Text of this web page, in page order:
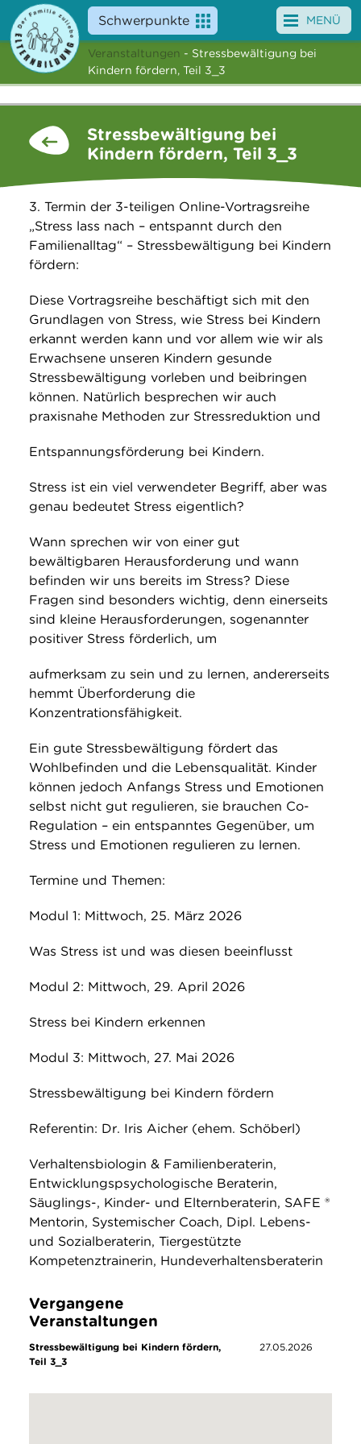
Schwerpunkte
Angebote
News
Über uns
Suche
MENÜ
Veranstaltungen - Stressbewältigung bei
Kindern fördern, Teil 3_3
Stressbewältigung bei
Kindern fördern, Teil 3_3
3. Termin der 3-teiligen Online-Vortragsreihe
„Stress lass nach – entspannt durch den
Familienalltag“ – Stressbewältigung bei Kindern
fördern:
Diese Vortragsreihe beschäftigt sich mit den
Grundlagen von Stress, wie Stress bei Kindern
erkannt werden kann und vor allem wie wir als
Erwachsene unseren Kindern gesunde
Stressbewältigung vorleben und beibringen
können. Natürlich besprechen wir auch
praxisnahe Methoden zur Stressreduktion und
Entspannungsförderung bei Kindern.
Stress ist ein viel verwendeter Begriff, aber was
genau bedeutet Stress eigentlich?
Wann sprechen wir von einer gut
bewältigbaren Herausforderung und wann
befinden wir uns bereits im Stress? Diese
Fragen sind besonders wichtig, denn einerseits
sind kleine Herausforderungen, sogenannter
positiver Stress förderlich, um
aufmerksam zu sein und zu lernen, andererseits
hemmt Überforderung die
Konzentrationsfähigkeit.
Ein gute Stressbewältigung fördert das
Wohlbefinden und die Lebensqualität. Kinder
können jedoch Anfangs Stress und Emotionen
selbst nicht gut regulieren, sie brauchen Co-
Regulation – ein entspanntes Gegenüber, um
Stress und Emotionen regulieren zu lernen.
Termine und Themen:
Modul 1: Mittwoch, 25. März 2026
Was Stress ist und was diesen beeinflusst
Modul 2: Mittwoch, 29. April 2026
Stress bei Kindern erkennen
Modul 3: Mittwoch, 27. Mai 2026
Stressbewältigung bei Kindern fördern
Referentin: Dr. Iris Aicher (ehem. Schöberl)
Verhaltensbiologin & Familienberaterin,
Entwicklungspsychologische Beraterin,
Säuglings-, Kinder- und Elternberaterin, SAFE ®
Mentorin, Systemischer Coach, Dipl. Lebens-
und Sozialberaterin, Tiergestützte
Kompetenztrainerin, Hundeverhaltensberaterin
Vergangene
Veranstaltungen
Stressbewältigung bei Kindern fördern,
Teil 3_3
27.05.2026